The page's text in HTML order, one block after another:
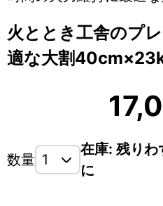
火ととき工舎のプ
適な大割
数量
在庫: 残りわ
に